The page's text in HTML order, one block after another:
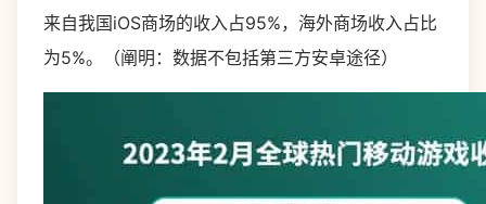
来自我国iOS商场的收入占95%，海外商场收入占比
为5%。（阐明：数据不包括第三方安卓途径）